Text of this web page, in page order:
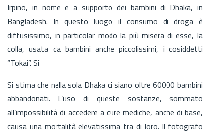
Irpino, in nome e a supporto dei bambini di Dhaka, in
Bangladesh. In questo luogo il consumo di droga è
diffusissimo, in particolar modo la più misera di esse, la
colla, usata da bambini anche piccolissimi, i cosiddetti
“Tokai”. Si
Si stima che nella sola Dhaka ci siano oltre 60000 bambini
abbandonati. L’uso di queste sostanze, sommato
all’impossibilità di accedere a cure mediche, anche di base,
causa una mortalità elevatissima tra di loro. Il fotografo